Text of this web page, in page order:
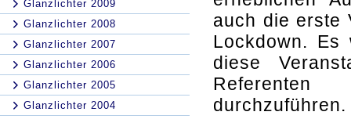
Glanzlichter 2009
Glanzlichter 2008
Glanzlichter 2007
Glanzlichter 2006
Glanzlichter 2005
Glanzlichter 2004
auch die erste
Lockdown. Es
diese
Referenten
durchzuführen.